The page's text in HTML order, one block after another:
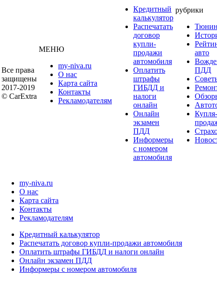
Все права
защищены
2017-2019
© CarExtra
МЕНЮ
my-niva.ru
О нас
Карта сайта
Контакты
Рекламодателям
Кредитный
калькулятор
Распечатать
договор
купли-
продажи
автомобиля
Оплатить
штрафы
ГИБДД и
налоги
онлайн
Онлайн
экзамен
ПДД
Информеры
с номером
автомобиля
рубрики
авто
ПДД
Купля-
my-niva.ru
О нас
Карта сайта
Контакты
Рекламодателям
Кредитный калькулятор
Распечатать договор купли-продажи автомобиля
Оплатить штрафы ГИБДД и налоги онлайн
Онлайн экзамен ПДД
Информеры с номером автомобиля